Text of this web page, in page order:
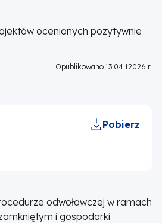
ocenionych pozytywnie
Opublikowano 13.04.12026 r.
Pobierz
odwoławczej w ramach
i gospodarki